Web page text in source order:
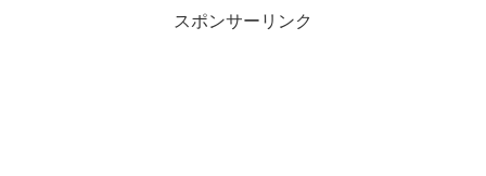
スポンサーリンク